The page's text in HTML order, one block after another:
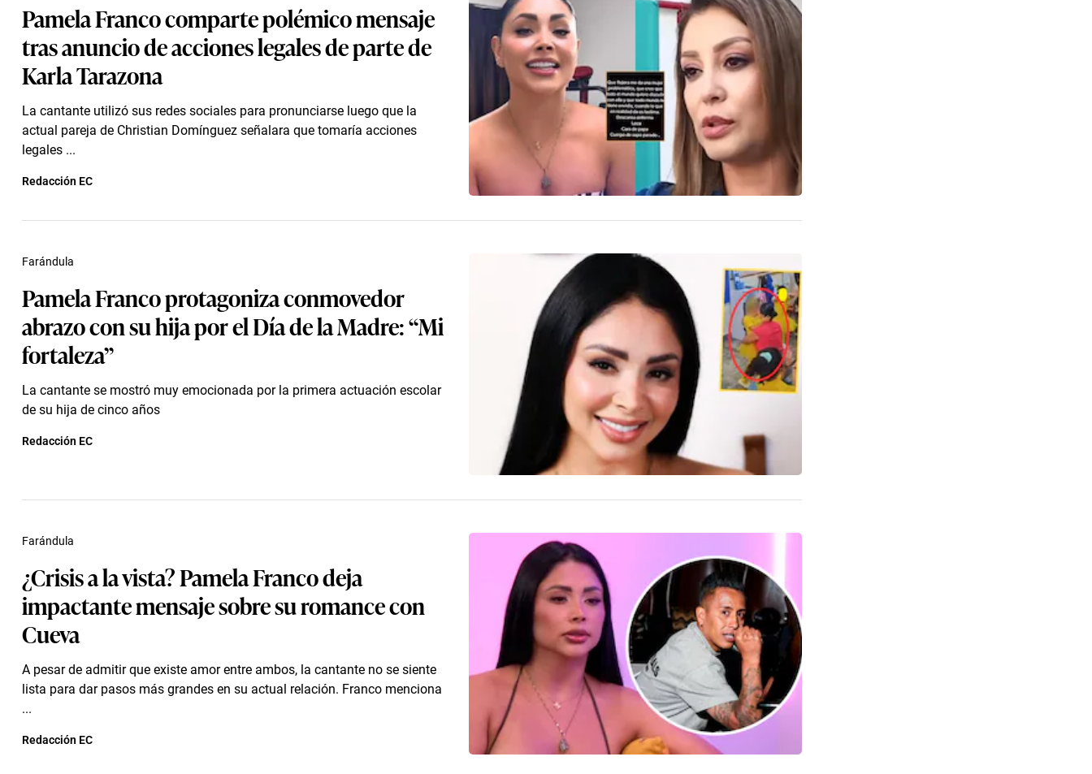
Pamela Franco comparte polémico mensaje
tras anuncio de acciones legales de parte de
Karla Tarazona
La cantante utilizó sus redes sociales para pronunciarse luego que la
actual pareja de Christian Domínguez señalara que tomaría acciones
legales ...
Redacción EC
Pamela Franco protagoniza conmovedor
abrazo con su hija por el Día de la Madre: “Mi
fortaleza”
La cantante se mostró muy emocionada por la primera actuación escolar
de su hija de cinco años
Farándula
Redacción EC
¿Crisis a la vista? Pamela Franco deja
impactante mensaje sobre su romance con
Cueva
A pesar de admitir que existe amor entre ambos, la cantante no se siente
lista para dar pasos más grandes en su actual relación. Franco menciona
...
Farándula
Redacción EC